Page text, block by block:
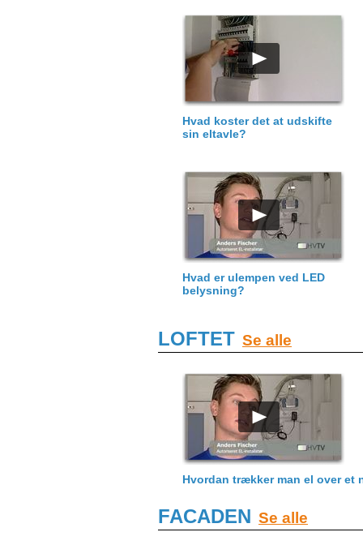
Hvad koster det at udskifte
sin eltavle?
Hvad er ulempen ved LED
belysning?
LOFTET Se alle
Hvordan trækker man el over et
FACADEN Se alle